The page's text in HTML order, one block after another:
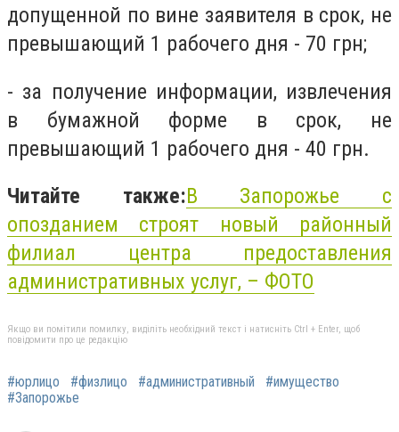
допущенной по вине заявителя в срок, не
превышающий 1 рабочего дня - 70 грн;
- за получение информации, извлечения
в бумажной форме в срок, не
превышающий 1 рабочего дня - 40 грн.
Читайте также:В Запорожье с
опозданием строят новый районный
филиал центра предоставления
административных услуг, – ФОТО
Якщо ви помітили помилку, виділіть необхідний текст і натисніть Ctrl + Enter, щоб
повідомити про це редакцію
#юрлицо #физлицо #административный
#имущество
#Запорожье